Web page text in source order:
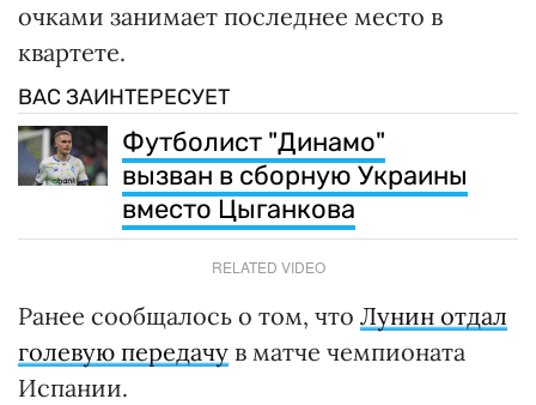
очками занимает последнее место в
квартете.
ВАС ЗАИНТЕРЕСУЕТ
Футболист "Динамо"
вызван в сборную Украины
вместо Цыганкова
RELATED VIDEO
Ранее сообщалось о том, что Лунин отдал
голевую передачу в матче чемпионата
Испании.